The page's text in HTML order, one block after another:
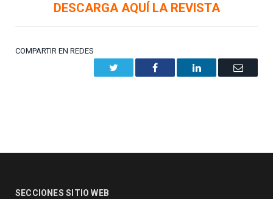
DESCARGA AQUÍ LA REVISTA
COMPARTIR EN REDES
Facebook LinkedIn Email
SECCIONES SITIO WEB